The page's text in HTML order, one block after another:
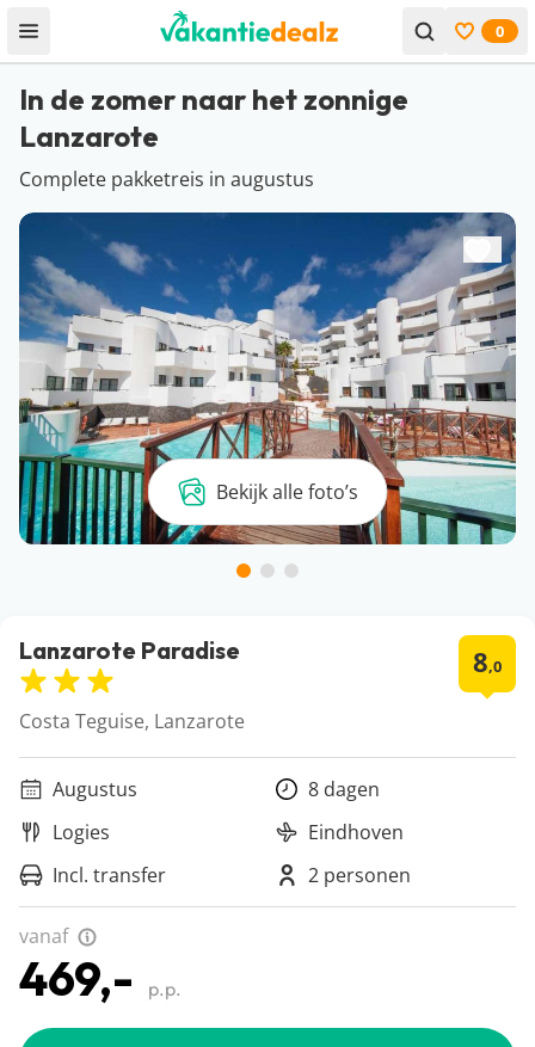
Open menu Bekijk
0
In de zomer naar het zonnige
Lanzarote
Complete pakketreis in augustus
Bekijk alle foto’s
Lanzarote Paradise 8,0
Costa Teguise, Lanzarote
Augustus
8 dagen
Logies
Eindhoven
Incl. transfer
2 personen
vanaf
469,- p.p.